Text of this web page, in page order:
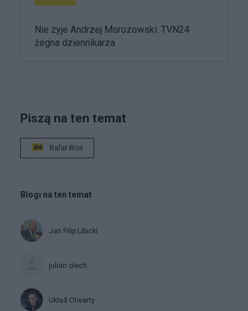
Nie żyje Andrzej Morozowski. TVN24
żegna dziennikarza
Piszą na ten temat
Rafał Woś
Blogi na ten temat
Jan Filip Libicki
julian olech
Układ Otwarty